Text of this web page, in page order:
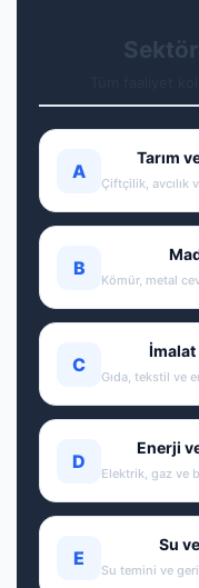
A
Tarım
Çiftçilik, avcılık
B
Kömür, metal
C
İmalat
Gıda, tekstil ve
D
Enerji
Elektrik, gaz ve
E
Su
Su temini ve